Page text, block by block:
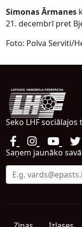
Simonas Ārmanes
21. decembrī pret
Foto: Polva Serviti/
Seko LHF sociālajos
Saņem jaunāko